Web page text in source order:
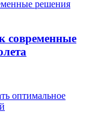
современные